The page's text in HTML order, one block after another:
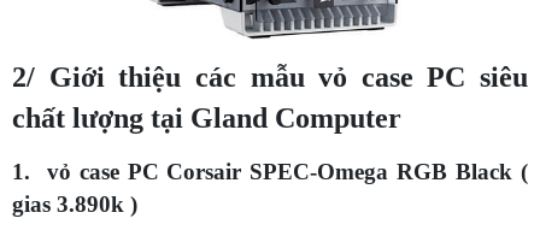
2/ Giới thiệu các mẫu vỏ case PC siêu
chất lượng tại Gland Computer
1. vỏ case PC Corsair SPEC-Omega RGB Black (
gias 3.890k )